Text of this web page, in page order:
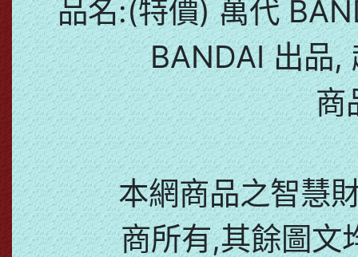
品名:(特價) 萬代
BANDAI 出品,
商
本網商品之智慧
商所有,其餘圖文